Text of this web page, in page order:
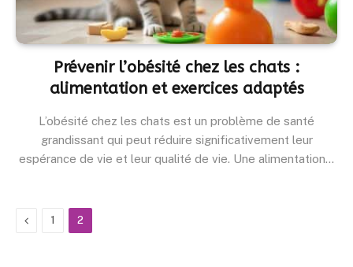
Prévenir l’obésité chez les chats :
alimentation et exercices adaptés
L’obésité chez les chats est un problème de santé
grandissant qui peut réduire significativement leur
espérance de vie et leur qualité de vie. Une alimentation…
Previous
1 2